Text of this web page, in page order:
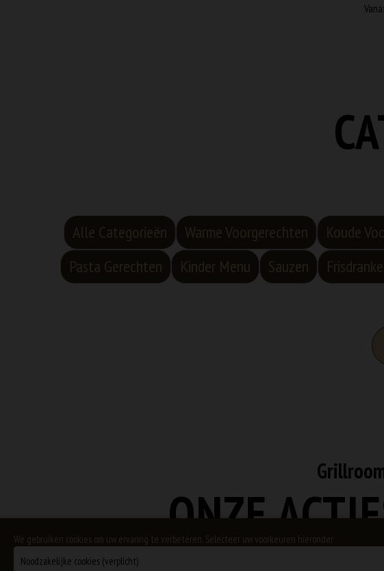
Alle Categorieën Warme Voorgerechten Koude
Pasta Gerechten
Kinder Menu Sauzen
ONZE
We gebruiken cookies om uw ervaring te verbeteren. Selecteer uw voorkeuren hieronder
Noodzakelijke cookies (verplicht)